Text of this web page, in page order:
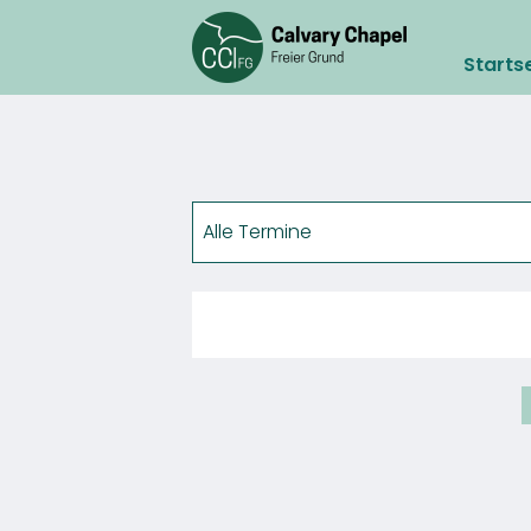
Café SELAH
Alle Termine